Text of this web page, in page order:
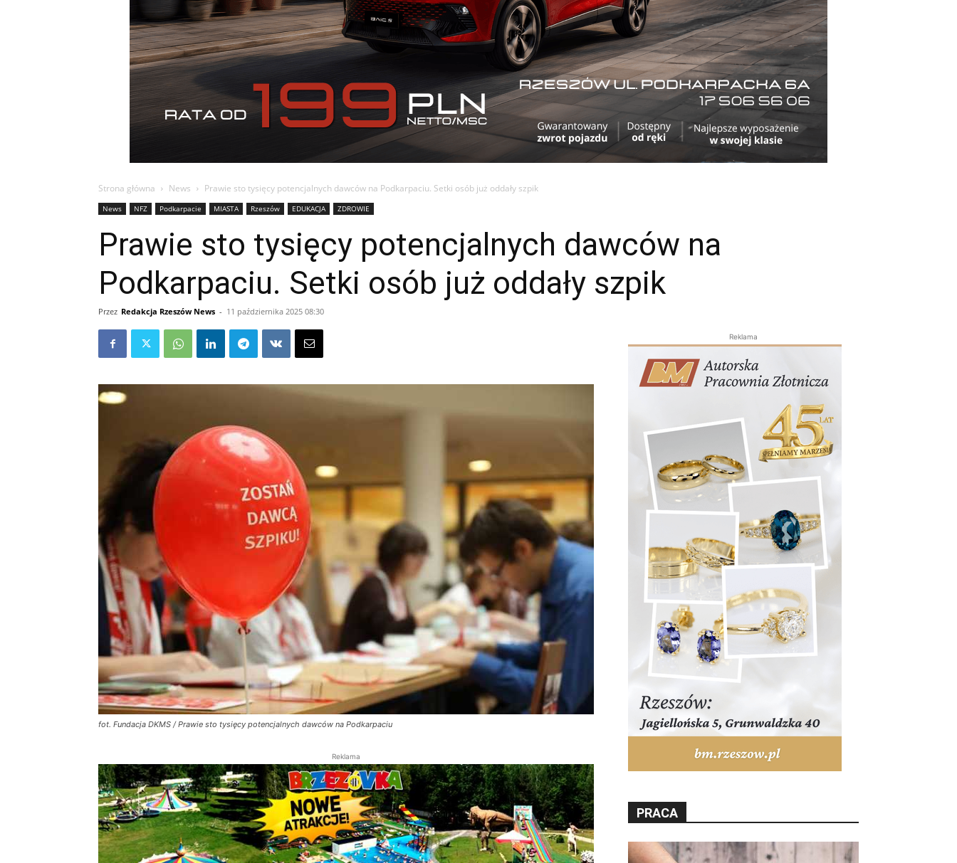
Strona główna News Prawie sto tysięcy potencjalnych dawców na Podkarpaciu. Setki osób już oddały szpik
News NFZ Podkarpacie MIASTA Rzeszów EDUKACJA ZDROWIE
Prawie sto tysięcy potencjalnych dawców na
Podkarpaciu. Setki osób już oddały szpik
Przez Redakcja Rzeszów News - 11 października 2025 08:30
fot. Fundacja DKMS / Prawie sto tysięcy potencjalnych dawców na Podkarpaciu
Reklama
Reklama
PRACA